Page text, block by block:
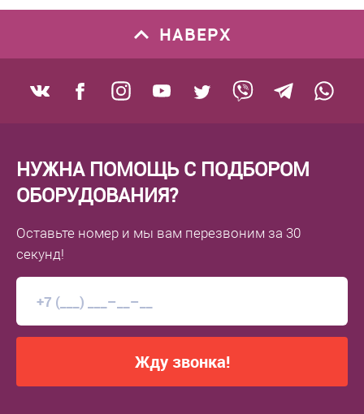
НАВЕРХ
НУЖНА ПОМОЩЬ С ПОДБОРОМ
ОБОРУДОВАНИЯ?
Оставьте номер и мы вам перезвоним за 30
секунд!
Жду звонка!